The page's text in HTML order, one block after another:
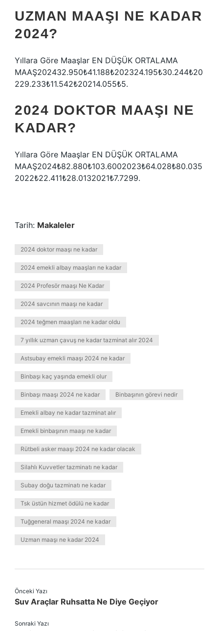
UZMAN MAAŞI NE KADAR
2024?
Yıllara Göre Maaşlar EN DÜŞÜK ORTALAMA
MAAŞ202432.950₺41.188₺202324.195₺30.244₺20
229.233₺11.542₺20214.055₺5.
2024 DOKTOR MAAŞI NE
KADAR?
Yıllara Göre Maaşlar EN DÜŞÜK ORTALAMA
MAAŞ2024₺82.880₺103.6002023₺64.028₺80.035
2022₺22.411₺28.0132021₺7.7299.
Tarih: Makaleler
2024 doktor maaşı ne kadar
2024 emekli albay maaşları ne kadar
2024 Profesör maaşı Ne Kadar
2024 savcının maaşı ne kadar
2024 teğmen maaşları ne kadar oldu
7 yıllık uzman çavuş ne kadar tazminat alır 2024
Astsubay emekli maaşı 2024 ne kadar
Binbaşı kaç yaşında emekli olur
Binbaşı maaşı 2024 ne kadar Binbaşının görevi nedir
Emekli albay ne kadar tazminat alır
Emekli binbaşının maaşı ne kadar
Rütbeli asker maaşı 2024 ne kadar olacak
Silahlı Kuvvetler tazminatı ne kadar
Subay doğu tazminatı ne kadar
Tsk üstün hizmet ödülü ne kadar
Tuğgeneral maaşı 2024 ne kadar
Uzman maaşı ne kadar 2024
Önceki Yazı
Suv Araçlar Ruhsatta Ne Diye Geçiyor
Sonraki Yazı